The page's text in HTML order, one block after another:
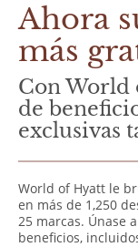
Ahora
más
Con World
de
exclusivas
World of Hyatt le
en más de 1,250
25 marcas. Únase
beneficios,